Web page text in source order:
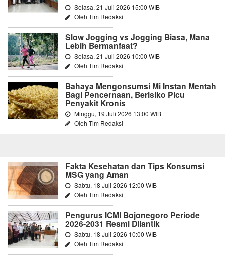
Selasa, 21 Juli 2026 15:00 WIB
Oleh Tim Redaksi
Slow Jogging vs Jogging Biasa, Mana
Lebih Bermanfaat?
Selasa, 21 Juli 2026 10:00 WIB
Oleh Tim Redaksi
Bahaya Mengonsumsi Mi Instan Mentah
Bagi Pencernaan, Berisiko Picu
Penyakit Kronis
Minggu, 19 Juli 2026 13:00 WIB
Oleh Tim Redaksi
Fakta Kesehatan dan Tips Konsumsi
MSG yang Aman
Sabtu, 18 Juli 2026 12:00 WIB
Oleh Tim Redaksi
Pengurus ICMI Bojonegoro Periode
2026-2031 Resmi Dilantik
Sabtu, 18 Juli 2026 10:00 WIB
Oleh Tim Redaksi